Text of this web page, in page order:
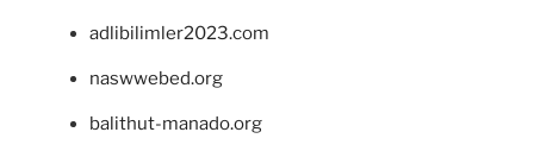
adlibilimler2023.com
naswwebed.org
balithut-manado.org